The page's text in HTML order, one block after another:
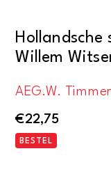
Hollandsche
Willem
AEG.W.
€22,75
BESTEL